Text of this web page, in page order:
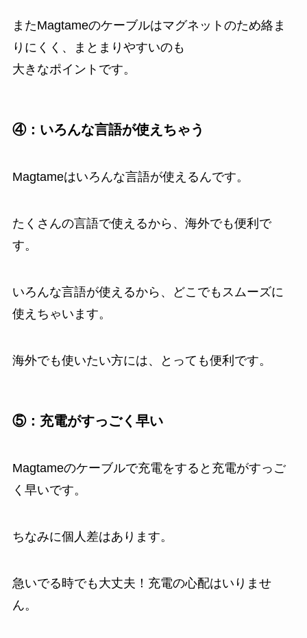
またMagtameのケーブルはマグネットのため絡ま
りにくく、まとまりやすいのも
大きなポイントです。
④：いろんな言語が使えちゃう
Magtameはいろんな言語が使えるんです。
たくさんの言語で使えるから、海外でも便利で
す。
いろんな言語が使えるから、どこでもスムーズに
使えちゃいます。
海外でも使いたい方には、とっても便利です。
⑤：充電がすっごく早い
Magtameのケーブルで充電をすると充電がすっご
く早いです。
ちなみに個人差はあります。
急いでる時でも大丈夫！充電の心配はいりませ
ん。